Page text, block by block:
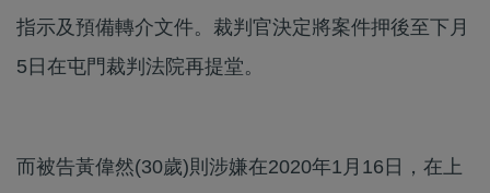
指示及預備轉介文件。裁判官決定將案件押後至下月
5日在屯門裁判法院再提堂。
而被告黃偉然(30歲)則涉嫌在2020年1月16日，在上